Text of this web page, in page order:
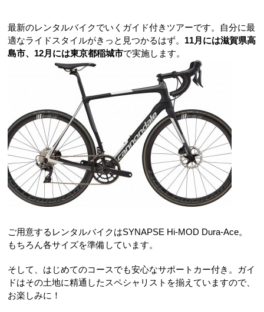
最新のレンタルバイクでいくガイド付きツアーです。自分に最
適なライドスタイルがきっと見つかるはず。 11月には滋賀県高
島市、12月には東京都稲城市で実施します。
ご用意するレンタルバイクはSYNAPSE Hi-MOD Dura-Ace。
もちろん各サイズを準備しています。
そして、はじめてのコースでも安心なサポートカー付き。ガイ
ドはその土地に精通したスペシャリストを揃えていますので、
お楽しみに！